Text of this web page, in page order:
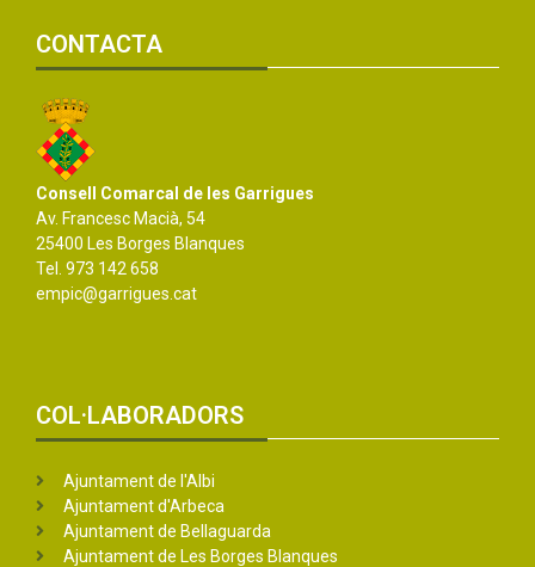
CONTACTA
Consell Comarcal de les Garrigues
Av. Francesc Macià, 54
25400 Les Borges Blanques
Tel. 973 142 658
empic@garrigues.cat
COL·LABORADORS
Ajuntament de l'Albi
Ajuntament d'Arbeca
Ajuntament de Bellaguarda
Ajuntament de Les Borges Blanques